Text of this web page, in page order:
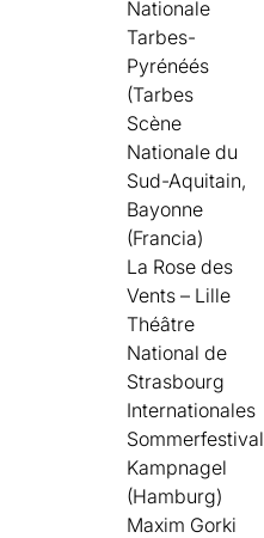
Nationale
Tarbes-
Pyrénéés
(Tarbes
Scène
Nationale du
Sud-Aquitain,
Bayonne
(Francia)
La Rose des
Vents – Lille
Théâtre
National de
Strasbourg
Internationales
Sommerfestival
Kampnagel
(Hamburg)
Maxim Gorki